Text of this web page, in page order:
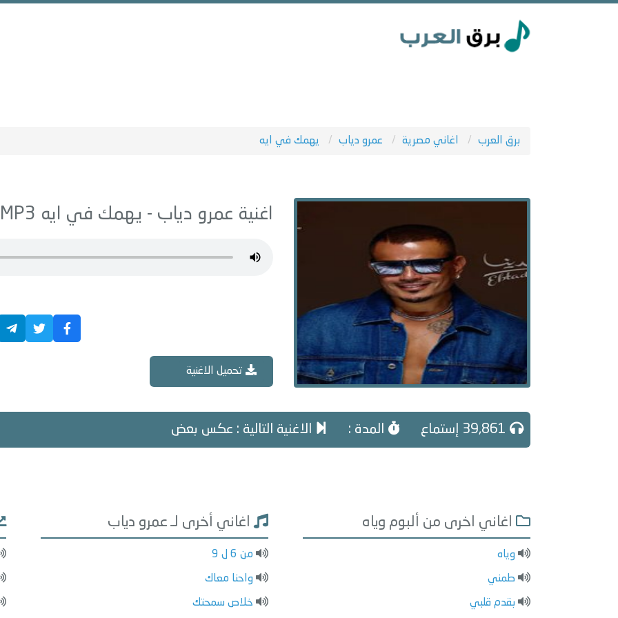
برق العرب اغاني مصرية عمرو دياب يهمك في ايه
اغنية عمرو دياب - يهمك في ايه
تحميل الاغنية
المدة : الاغنية التالية : عكس بعض
اغاني اخرى من ألبوم وياه
وياه
طمني
بقدم قلبي
اغاني أخرى لـ عمرو دياب
من 6 ل 9
واحنا معاك
خلاص سمحتك